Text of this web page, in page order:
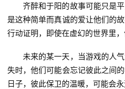
齐醉和于阳的故事可能只是
是这种简单而真诚的爱让他们的
行动证明，即使在虚幻的世界里，
未来的某一天，当游戏的人
失时，他们可能会忘记彼此之间
日子，彼此保卫的温暖，可能会永